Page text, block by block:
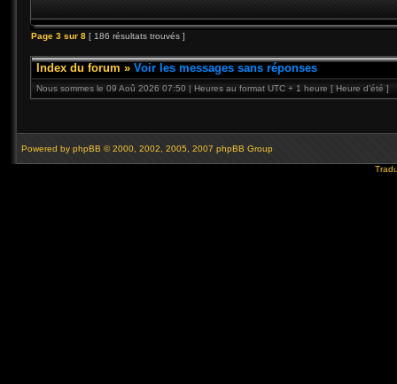
Page 3 sur 8 [ 186 résultats trouvés ]
Index du forum » Voir les messages sans réponses
Nous sommes le 09 Aoû 2026 07:50 | Heures au format UTC + 1 heure [ Heure d’été ]
Powered by phpBB © 2000, 2002, 2005, 2007 phpBB Group